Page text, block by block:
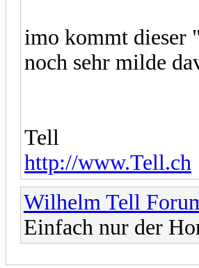
imo kommt dieser
noch sehr milde
Tell
http://www.Tell.ch
Wilhelm Tell
Einfach nur der